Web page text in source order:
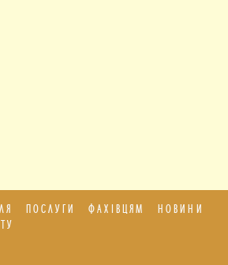
ПОСЛУГИ ФАХІВЦЯМ
НОВИНИ